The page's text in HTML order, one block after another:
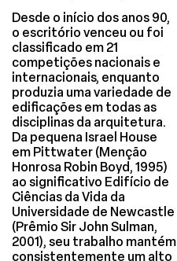
Desde o início dos anos 90,
o escritório venceu ou foi
classificado em 21
competições nacionais e
internacionais, enquanto
produzia uma variedade de
edificações em todas as
disciplinas da arquitetura.
Da pequena Israel House
em Pittwater (Menção
Honrosa Robin Boyd, 1995)
ao significativo Edifício de
Ciências da Vida da
Universidade de Newcastle
(Prêmio Sir John Sulman,
2001), seu trabalho mantém
consistentemente um alto